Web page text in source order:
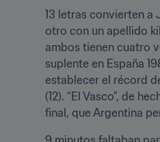
13 letras convierten a
otro con un apellido
ambos tienen cuatro
suplente en España
establecer el récord
(12). “El Vasco”, de
final, que Argentina